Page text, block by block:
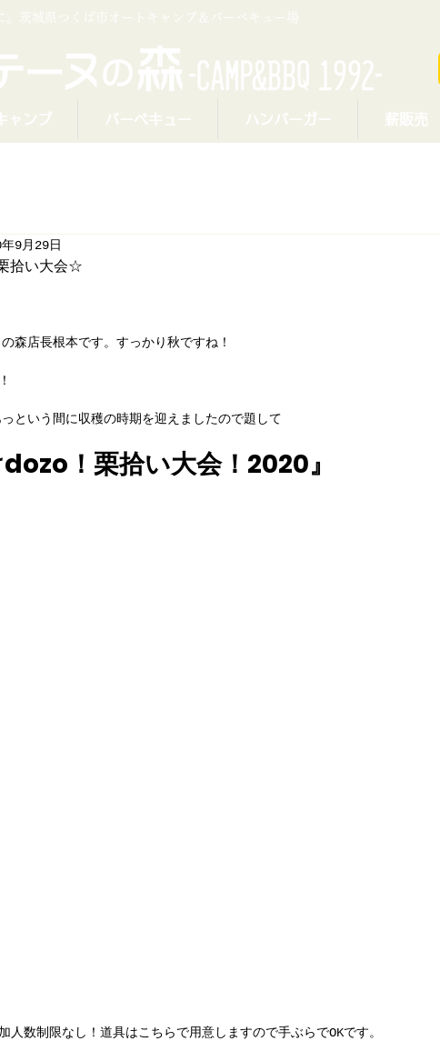
茨城県つくば市オートキャンプ＆バーベキュー場
ャンプ バーベキュー ハンバーガー 薪販売
拾い大会☆
9月29日
森店長根本です。すっかり秋ですね！
という間に収穫の時期を迎えましたので題して
！栗拾い大会！2020』
人数制限なし！道具はこちらで用意しますので手ぶらでOKです。